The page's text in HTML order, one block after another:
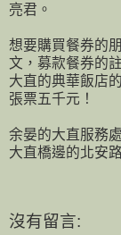
亮君。
想要購買餐券的
文，募款餐券的
大直的典華飯店
張票五千元！
余晏的大直服務
大直橋邊的北安
沒有留言: